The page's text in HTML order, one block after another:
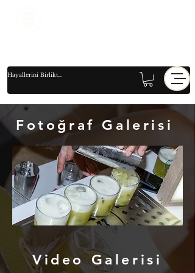
Fotoğraf Galerisi
Video Galerisi